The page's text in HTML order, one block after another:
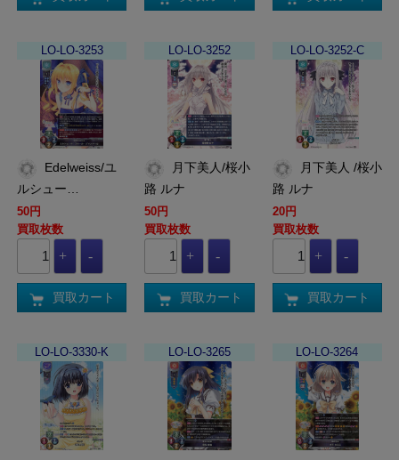
LO-LO-3253
ルシュー…
50円
買取枚数
買取カート
LO-LO-3252
路 ルナ
50円
買取枚数
買取カート
LO-LO-3252-C
路 ルナ
20円
買取枚数
買取カート
LO-LO-3330-K LO-LO-3265 LO-LO-3264